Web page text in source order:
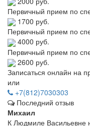
Первичный прием по
1700 руб.
Первичный прием по
4000 руб.
Первичный прием по
2600 руб.
Записаться онлайн на
или
+7(812)7030303
Последний отзыв
Михаил
К Людмиле Васильевне